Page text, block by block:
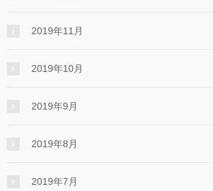
2019年11月
2019年10月
2019年9月
2019年8月
2019年7月